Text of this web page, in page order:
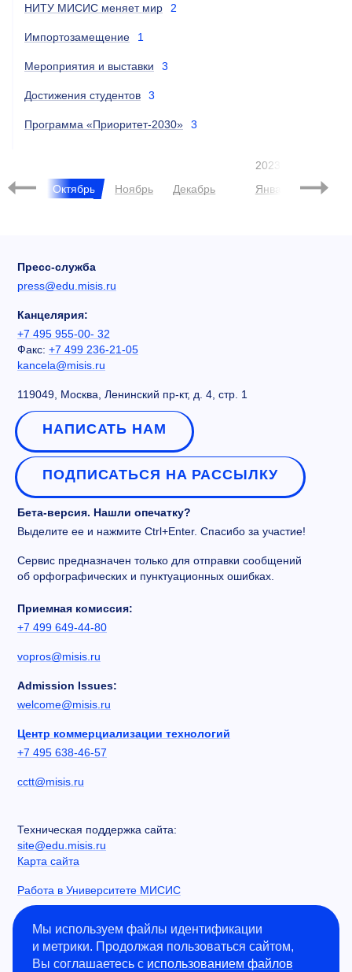
НИТУ МИСИС меняет мир 2
Импортозамещение 1
Мероприятия и выставки 3
Достижения студентов 3
Программа «Приоритет-2030» 3
Октябрь Ноябрь Декабрь
2023
Январь
Пресс-служба
press@edu.misis.ru
Канцелярия:
+7 495 955-00- 32
Факс: +7 499 236-21-05
kancela@misis.ru
119049, Москва, Ленинский пр-кт, д. 4, стр. 1
НАПИСАТЬ НАМ
ПОДПИСАТЬСЯ НА РАССЫЛКУ
Бета-версия. Нашли опечатку?
Выделите ее и нажмите Ctrl+Enter. Спасибо за участие!
Сервис предназначен только для отправки сообщений
об орфографических и пунктуационных ошибках.
Приемная комиссия:
+7 499 649-44-80
vopros@misis.ru
Admission Issues:
welcome@misis.ru
Центр коммерциализации технологий
+7 495 638-46-57
cctt@misis.ru
Техническая поддержка сайта:
site@edu.misis.ru
Карта сайта
Работа в Университете МИСИС
Сведения об образовательной организации
Информация о закупках
Противодействие коррупции
Мы используем файлы идентификации
и метрики. Продолжая пользоваться сайтом,
Вы соглашаетесь с использованием файлов